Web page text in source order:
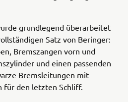
grundlegend überarbeitet
Satz von Beringer:
Bremszangen vorn und
und einen passenden
Bremsleitungen mit
für den letzten Schliff.